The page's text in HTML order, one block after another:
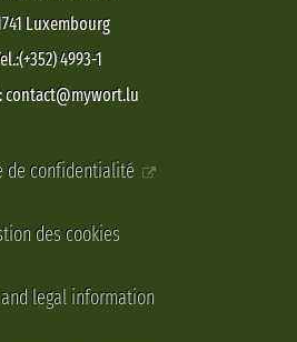
Luxembourg
4993-1
contact@mywort.lu
de confidentialité
des cookies
legal information